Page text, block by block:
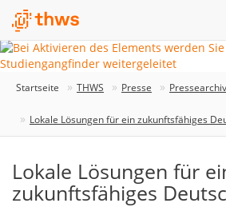
Startseite THWS Presse Pressearchiv
Lokale Lösungen für ein zukunftsfähiges
Lokale Lösungen für
zukunftsfähiges